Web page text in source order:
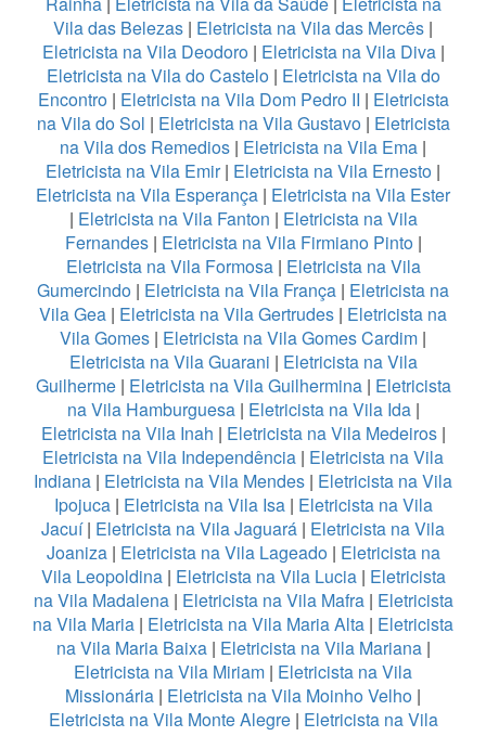
Vila das Belezas | Eletricista na Vila das Mercês |
Eletricista na Vila Deodoro| Eletricista na Vila Diva|
Eletricista na Vila do Castelo| Eletricista na Vila do
Encontro| Eletricista na Vila Dom Pedro II | Eletricista
na Vila do Sol | Eletricista na Vila Gustavo| Eletricista
na Vila dos Remedios | Eletricista na Vila Ema |
Eletricista na Vila Emir| Eletricista na Vila Ernesto |
Eletricista na Vila Esperança | Eletricista na Vila Ester
| Eletricista na Vila Fanton | Eletricista na Vila
Fernandes| Eletricista na Vila Firmiano Pinto|
Eletricista na Vila Formosa| Eletricista na Vila
Gumercindo | Eletricista na Vila França | Eletricista na
Vila Gea | Eletricista na Vila Gertrudes | Eletricista na
Vila Gomes | Eletricista na Vila Gomes Cardim |
Eletricista na Vila Guarani | Eletricista na Vila
Guilherme| Eletricista na Vila Guilhermina| Eletricista
na Vila Hamburguesa| Eletricista na Vila Ida|
Eletricista na Vila Inah | Eletricista na Vila Medeiros|
Eletricista na Vila Independência | Eletricista na Vila
Indiana | Eletricista na Vila Mendes | Eletricista na Vila
Ipojuca| Eletricista na Vila Isa| Eletricista na Vila
Jacuí| Eletricista na Vila Jaguará | Eletricista na Vila
Joaniza| Eletricista na Vila Lageado| Eletricista na
Vila Leopoldina| Eletricista na Vila Lucia| Eletricista
na Vila Madalena| Eletricista na Vila Mafra | Eletricista
na Vila Maria | Eletricista na Vila Maria Alta | Eletricista
na Vila Maria Baixa| Eletricista na Vila Mariana|
Eletricista na Vila Miriam | Eletricista na Vila
Missionária | Eletricista na Vila Moinho Velho |
Eletricista na Vila Monte Alegre| Eletricista na Vila